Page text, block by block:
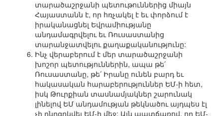
տարածաշրջանի պետութուններից միայն
Հայաստանն է, որ հռչակել է եւ փորձում է
իրականացնել Եվրամիությանը
անդամագրվելու եւ Ռուսաստանից
տարանջատվելու քաղաքականությունը:
Ինչ վերաբերում է մեր տարածաշրջանի
խոշոր պետություններին, ապա թե՛
Ռուսաստանը, թե՛ Իրանը ունեն բարդ եւ
հակասական հարաբերություններ ԵՄ-ի հետ,
իսկ Թուրքիան տասնամյակներ շարունակ
լինելով ԵՄ անդամության թեկնածու այդպես էլ
չի ընդգրկվել ԵՄ-ի մեջ: Այն պատճառով, որ ԵՄ-